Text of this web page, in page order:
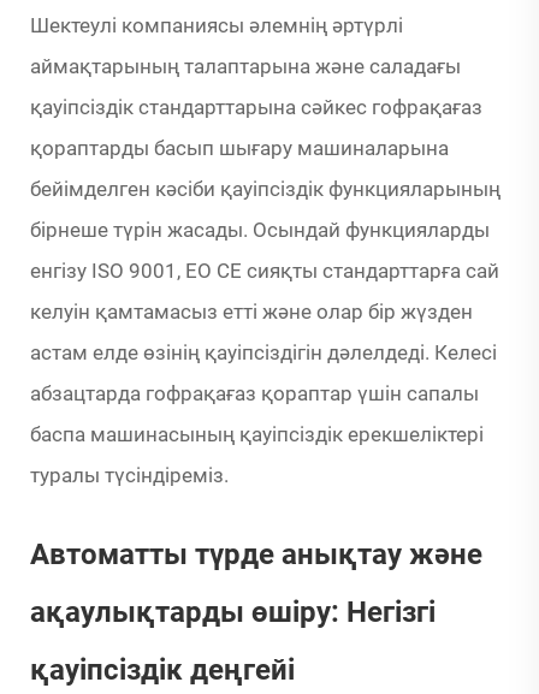
Шектеулі компаниясы әлемнің әртүрлі
аймақтарының талаптарына және саладағы
қауіпсіздік стандарттарына сәйкес гофрақағаз
қораптарды басып шығару машиналарына
бейімделген кәсіби қауіпсіздік функцияларының
бірнеше түрін жасады. Осындай функцияларды
енгізу ISO 9001, ЕО СЕ сияқты стандарттарға сай
келуін қамтамасыз етті және олар бір жүзден
астам елде өзінің қауіпсіздігін дәлелдеді. Келесі
абзацтарда гофрақағаз қораптар үшін сапалы
баспа машинасының қауіпсіздік ерекшеліктері
туралы түсіндіреміз.
Автоматты түрде анықтау және
ақаулықтарды өшіру: Негізгі
қауіпсіздік деңгейі